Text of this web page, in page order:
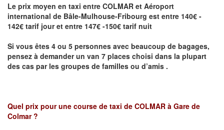
Le prix moyen en taxi entre COLMAR et Aéroport
international de Bâle-Mulhouse-Fribourg est entre 140€ -
142€ tarif jour et entre 147€ -150€ tarif nuit
Si vous êtes 4 ou 5 personnes avec beaucoup de bagages,
pensez à demander un van 7 places choisi dans la plupart
des cas par les groupes de familles ou d’amis .
Quel prix pour une course de taxi de COLMAR à Gare de
Colmar ?